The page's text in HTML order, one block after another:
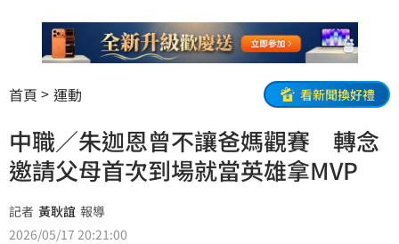
首頁 運動 看新聞換好禮
中職／朱迦恩曾不讓爸媽觀賽 轉念
邀請父母首次到場就當英雄拿MVP
記者 黃耿誼 報導
2026/05/17 20:21:00